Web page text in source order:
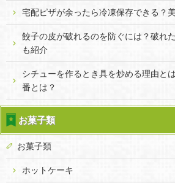
宅配ピザが余ったら冷凍保存できる？
餃子の皮が破れるのを防ぐには？破れ
も紹介
シチューを作るとき具を炒める理由と
番とは？
お菓子類
お菓子類
ホットケーキ